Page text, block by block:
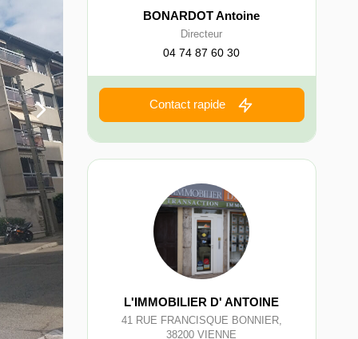
BONARDOT Antoine
Directeur
04 74 87 60 30
Contact rapide
L'IMMOBILIER D' ANTOINE
41 RUE FRANCISQUE BONNIER,
38200 VIENNE